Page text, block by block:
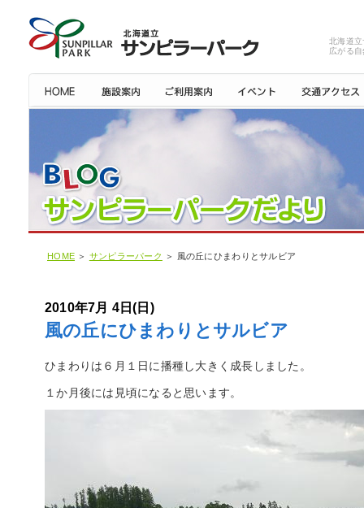
北海道
広がる
HOME ＞ サンピラーパーク ＞ 風の丘にひまわりとサルビア
2010年7月 4日(日)
風の丘にひまわりとサルビア
ひまわりは６月１日に播種し大きく成長しました。
１か月後には見頃になると思います。